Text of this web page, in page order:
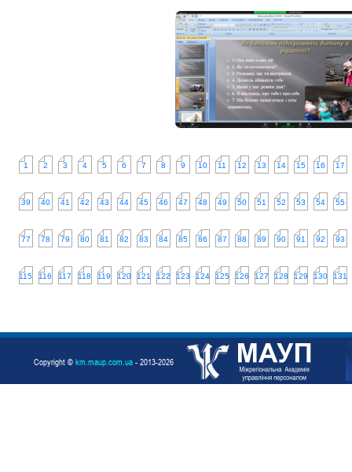
1 2 3 4 5 6 7 8 9 10 11 12 13 14 15 16 17
39 40 41 42 43 44 45 46 47 48 49 50 51 52 53 54 55
77 78 79 80 81 82 83 84 85 86 87 88 89 90 91 92 93
115 116 117 118 119 120 121 122 123 124 125 126 127 128 129 130 131
Copyright © km.maup.com.ua - 2013-2026